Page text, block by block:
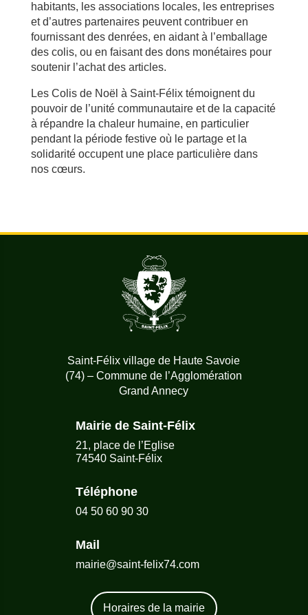
habitants, les associations locales, les entreprises
et d’autres partenaires peuvent contribuer en
fournissant des denrées, en aidant à l’emballage
des colis, ou en faisant des dons monétaires pour
soutenir l’achat des articles.
Les Colis de Noël à Saint-Félix témoignent du
pouvoir de l’unité communautaire et de la capacité
à répandre la chaleur humaine, en particulier
pendant la période festive où le partage et la
solidarité occupent une place particulière dans
nos cœurs.
Saint-Félix village de Haute Savoie
(74) – Commune de l’Agglomération
Grand Annecy
Mairie de Saint-Félix
21, place de l’Eglise
74540 Saint-Félix
Téléphone
04 50 60 90 30
Mail
mairie@saint-felix74.com
Horaires de la mairie